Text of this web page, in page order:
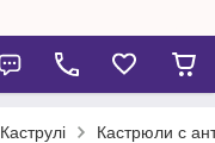
Каструлі Кастрюли с